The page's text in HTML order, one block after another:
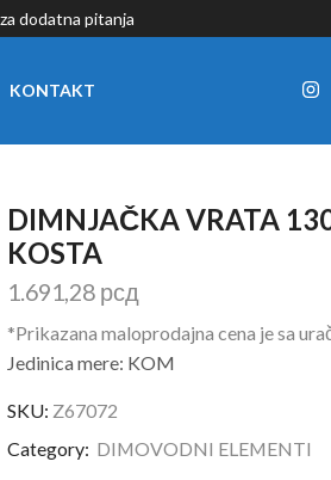
dodatna pitanja
KONTAKT
DIMNJAČKA VRATA
KOSTA
1.691,28 рсд
*Prikazana maloprodajna cena je sa
Jedinica mere: KOM
SKU: Z67072
Category: DIMOVODNI ELEMENTI